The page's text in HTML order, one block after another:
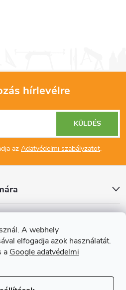
A webhely
elfogadja azok használatát.
a Google adatvédelmi
hírlevélre
az Adatvédelmi szabályzatot.
KÜLDÉS
biztosítunk